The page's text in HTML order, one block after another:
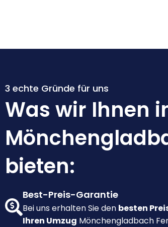
3 echte Gründe für uns
Was wir Ihnen
bieten:
Best-Preis-Garantie
Bei uns erhalten Sie den besten
Ihren Umzug Mönchengladbach